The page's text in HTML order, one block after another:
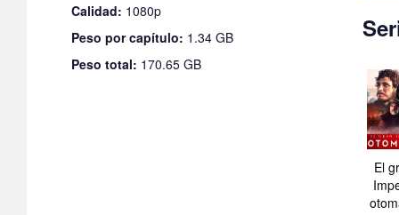
Calidad: 1080p
Peso por capítulo: 1.34 GB
Peso total: 170.65 GB
El